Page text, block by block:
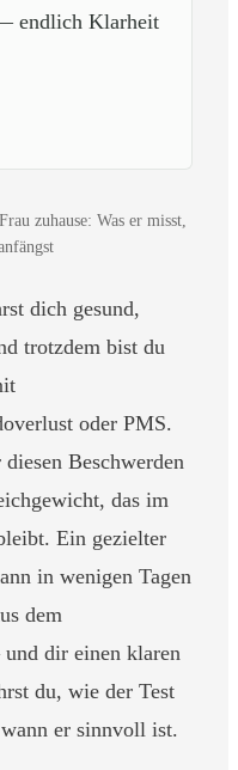
endlich Klarheit
zuhause: Was er misst,
dich gesund,
trotzdem bist du
oder PMS.
Beschwerden
das im
Ein gezielter
in wenigen Tagen
dem
dir einen klaren
du, wie der Test
er sinnvoll ist.